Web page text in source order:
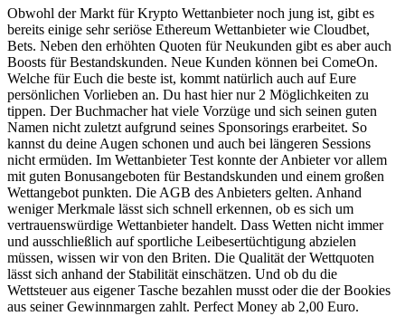
Obwohl der Markt für Krypto Wettanbieter noch jung ist, gibt es
bereits einige sehr seriöse Ethereum Wettanbieter wie Cloudbet,
Bets. Neben den erhöhten Quoten für Neukunden gibt es aber auch
Boosts für Bestandskunden. Neue Kunden können bei ComeOn.
Welche für Euch die beste ist, kommt natürlich auch auf Eure
persönlichen Vorlieben an. Du hast hier nur 2 Möglichkeiten zu
tippen. Der Buchmacher hat viele Vorzüge und sich seinen guten
Namen nicht zuletzt aufgrund seines Sponsorings erarbeitet. So
kannst du deine Augen schonen und auch bei längeren Sessions
nicht ermüden. Im Wettanbieter Test konnte der Anbieter vor allem
mit guten Bonusangeboten für Bestandskunden und einem großen
Wettangebot punkten. Die AGB des Anbieters gelten. Anhand
weniger Merkmale lässt sich schnell erkennen, ob es sich um
vertrauenswürdige Wettanbieter handelt. Dass Wetten nicht immer
und ausschließlich auf sportliche Leibesertüchtigung abzielen
müssen, wissen wir von den Briten. Die Qualität der Wettquoten
lässt sich anhand der Stabilität einschätzen. Und ob du die
Wettsteuer aus eigener Tasche bezahlen musst oder die der Bookies
aus seiner Gewinnmargen zahlt. Perfect Money ab 2,00 Euro.